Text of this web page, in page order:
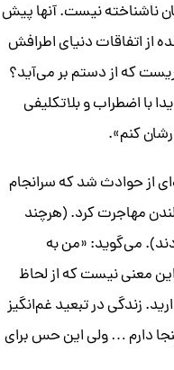
ناشناخته نیست. آنها پیش
از اتفاقات دنیای اطرافش
که از دستم بر می‌آید؟
با اضطراب و بلاتکلیفی
کنم».
از حوادث شد که سرانجام
مهاجرت کرد. (هرچند
می‌گوید: «من به
معنی نیست که از لحاظ
زندگی در تبعید غم‌انگیز
دارم … ولی این حس برای